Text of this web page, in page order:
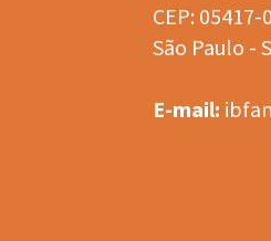
CEP: 05417-
São Paulo -
E-mail: